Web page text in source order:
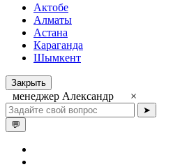
Актобе
Алматы
Астана
Караганда
Шымкент
Закрыть
менеджер Александр ×
➤
💬